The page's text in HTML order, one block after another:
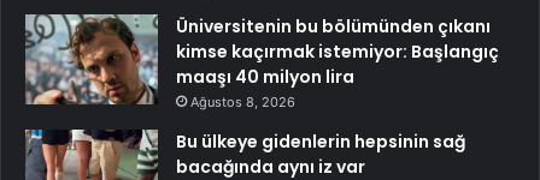
Üniversitenin bu bölümünden çıkanı
kimse kaçırmak istemiyor: Başlangıç
maaşı 40 milyon lira
Ağustos 8, 2026
Bu ülkeye gidenlerin hepsinin sağ
bacağında aynı iz var